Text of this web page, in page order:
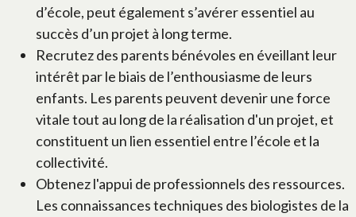
d’école, peut également s’avérer essentiel au
succès d’un projet à long terme.
Recrutez des parents bénévoles en éveillant leur
intérêt par le biais de l’enthousiasme de leurs
enfants. Les parents peuvent devenir une force
vitale tout au long de la réalisation d'un projet, et
constituent un lien essentiel entre l’école et la
collectivité.
Obtenez l'appui de professionnels des ressources.
Les connaissances techniques des biologistes de la